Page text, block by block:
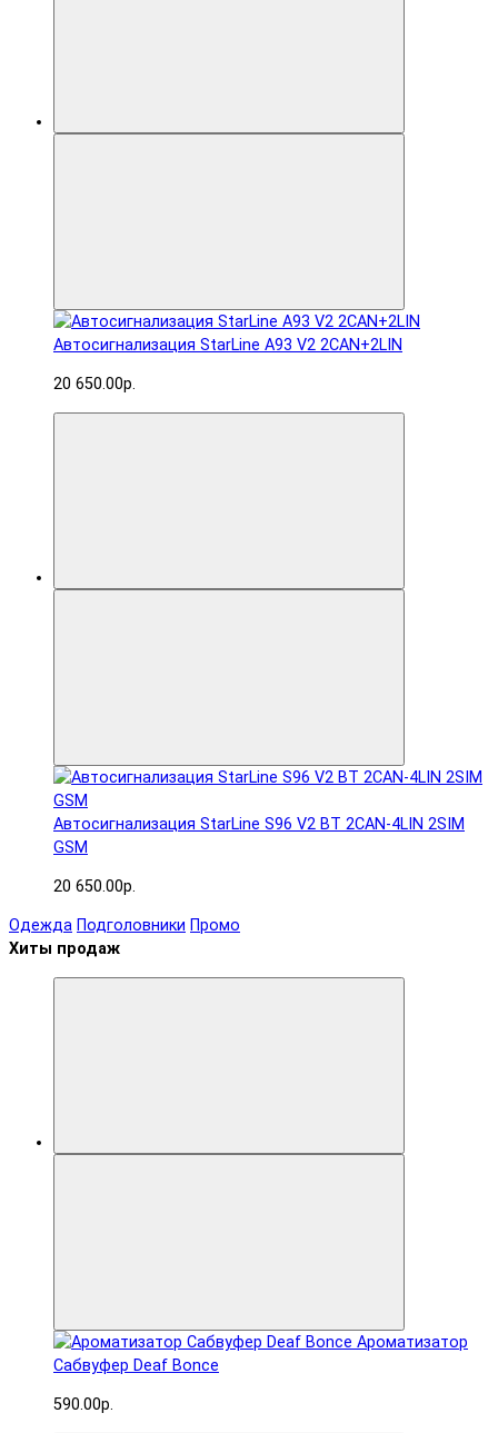
Автосигнализация StarLine A93 V2 2CAN+2LIN
20 650.00р.
Автосигнализация StarLine S96 V2 BT 2CAN-4LIN 2SIM
GSM
20 650.00р.
Одежда Подголовники Промо
Хиты продаж
Ароматизатор
Сабвуфер Deaf Bonce
590.00р.